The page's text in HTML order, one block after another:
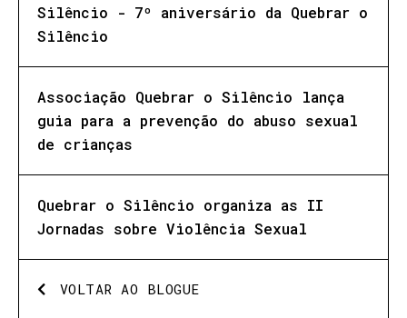
Silêncio - 7º aniversário da Quebrar o
Silêncio
Associação Quebrar o Silêncio lança
guia para a prevenção do abuso sexual
de crianças
Quebrar o Silêncio organiza as II
Jornadas sobre Violência Sexual
VOLTAR AO BLOGUE